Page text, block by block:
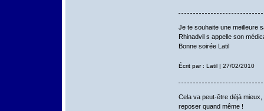
Je te souhaite une meilleure
Rhinadvil s appelle son
Bonne soirée Latil
Écrit par : Latil | 27/02/2010
Cela va peut-être déjà
reposer quand même !